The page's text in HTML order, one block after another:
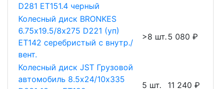
D281 ET151.4 черный
Колесный диск BRONKES
6.75х19.5/8х275 D221 (уп)
ET142 серебристый с внутр./
вент.
>8 шт. 5 080 ₽
Колесный диск JST Грузовой
автомобиль 8.5х24/10х335
5 шт. 11 240 ₽